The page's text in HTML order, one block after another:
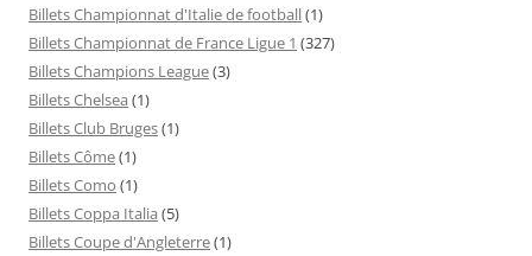
Billets Championnat d'Italie de football(1)
Billets Championnat de France Ligue 1 (327)
Billets Champions League(3)
Billets Chelsea (1)
Billets Club Bruges(1)
Billets Côme(1)
Billets Como (1)
Billets Coppa Italia (5)
Billets Coupe d'Angleterre(1)